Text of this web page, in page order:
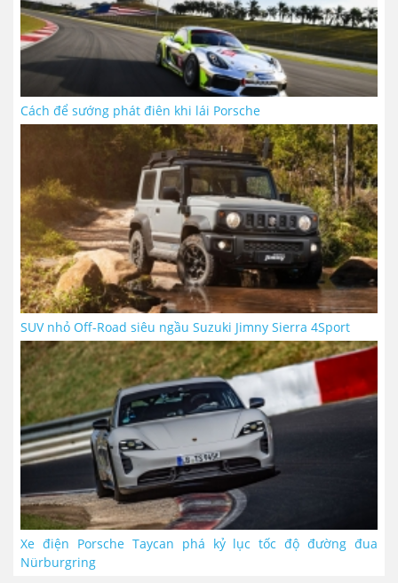
Cách để sướng phát điên khi lái Porsche
SUV nhỏ Off-Road siêu ngầu Suzuki Jimny Sierra 4Sport
Xe điện Porsche Taycan phá kỷ lục tốc độ đường đua
Nürburgring